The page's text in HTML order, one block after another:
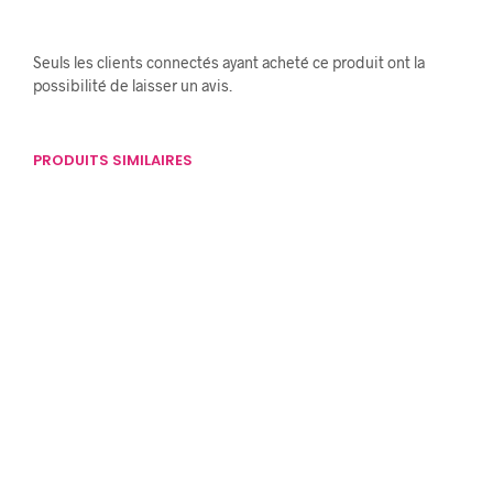
Seuls les clients connectés ayant acheté ce produit ont la
possibilité de laisser un avis.
PRODUITS SIMILAIRES